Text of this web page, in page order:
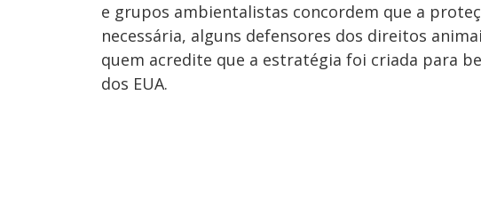
e grupos ambientalistas concordem que a
necessária, alguns defensores dos direitos
quem acredite que a estratégia foi criada para
dos EUA.